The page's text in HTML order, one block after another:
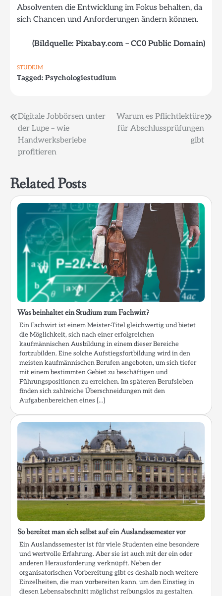
Absolventen die Entwicklung im Fokus behalten, da
sich Chancen und Anforderungen ändern können.
(Bildquelle: Pixabay.com – CC0 Public Domain)
STUDIUM
Tagged: Psychologiestudium
Beitragsnavigation
Digitale Jobbörsen unter
der Lupe – wie
Handwerksberiebe
profitieren
Warum es Pflichtlektüre
für Abschlussprüfungen
gibt
Related Posts
Was beinhaltet ein Studium zum Fachwirt?
Ein Fachwirt ist einem Meister-Titel gleichwertig und bietet
die Möglichkeit, sich nach einer erfolgreichen
kaufmännischen Ausbildung in einem dieser Bereiche
fortzubilden. Eine solche Aufstiegsfortbildung wird in den
meisten kaufmännischen Berufen angeboten, um sich tiefer
mit einem bestimmten Gebiet zu beschäftigen und
Führungspositionen zu erreichen. Im späteren Berufsleben
finden sich zahlreiche Überschneidungen mit den
Aufgabenbereichen eines […]
So bereitet man sich selbst auf ein Auslandssemester vor
Ein Auslandssemester ist für viele Studenten eine besondere
und wertvolle Erfahrung. Aber sie ist auch mit der ein oder
anderen Herausforderung verknüpft. Neben der
organisatorischen Vorbereitung gibt es deshalb noch weitere
Einzelheiten, die man vorbereiten kann, um den Einstieg in
diesen Lebensabschnitt möglichst reibungslos zu gestalten.